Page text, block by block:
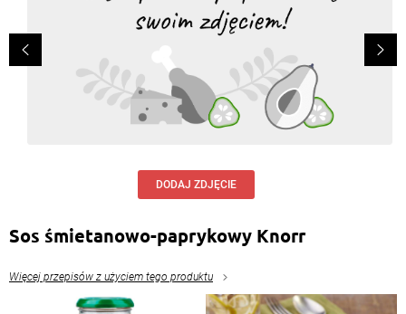
DODAJ ZDJĘCIE
Sos śmietanowo-paprykowy Knorr
Więcej przepisów z użyciem tego produktu